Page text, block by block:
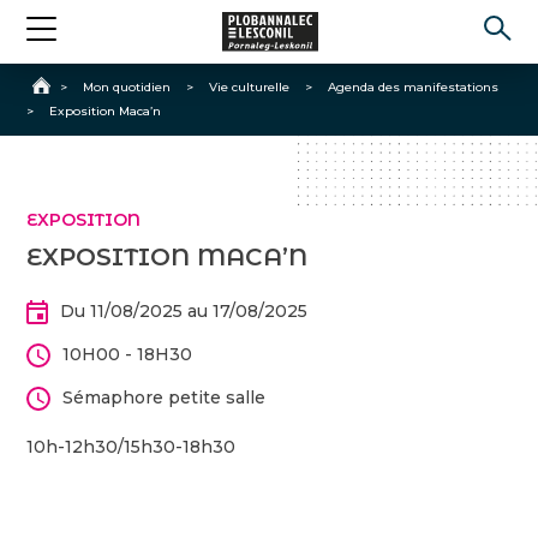
Accueil
> Mon quotidien > Vie culturelle >
Agenda des manifestations
>
Exposition Maca’n
EXPOSITION
EXPOSITION MACA’N
Du 11/08/2025 au 17/08/2025
10H00 - 18H30
Sémaphore petite salle
10h-12h30/15h30-18h30